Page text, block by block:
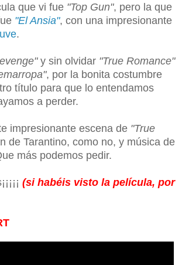
que vi fue "Top Gun", pero la que
"El Ansia", con una impresionante
.
y sin olvidar "True Romance"
, por la bonita costumbre
título para que lo entendamos
a perder.
impresionante escena de "True
de Tarantino, como no, y música de
más podemos pedir.
(si habéis visto la película, por